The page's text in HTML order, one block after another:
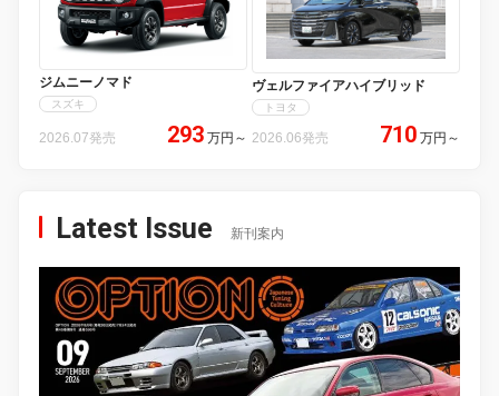
ジムニーノマド
スズキ
2026.07発売 293 万円 ～
ヴェルファイアハイブリッド
トヨタ
2026.06発売 710 万円 ～
Latest Issue 新刊案内